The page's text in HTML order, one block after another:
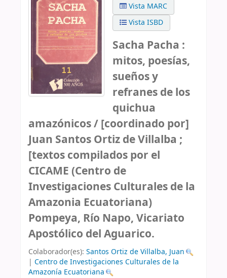
Vista MARC
Vista ISBD
Sacha Pacha :
mitos, poesías,
sueños y
refranes de los
quichua
amazónicos /[coordinado por]
Juan Santos Ortiz de Villalba ;
[textos compilados por el
CICAME (Centro de
Investigaciones Culturales de la
Amazonia Ecuatoriana)
Pompeya, Río Napo, Vicariato
Apostólico del Aguarico.
Colaborador(es): Santos Ortiz de Villalba, Juan
| Centro de Investigaciones Culturales de la
Amazonía Ecuatoriana